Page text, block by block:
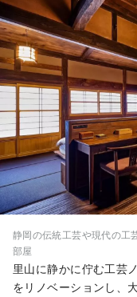
静岡の伝統工芸や現代の工
部屋
里山に静かに佇む工芸
をリノベーションし、